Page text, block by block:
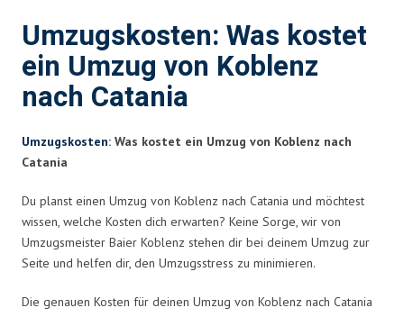
Umzugskosten: Was kostet
ein Umzug von Koblenz
nach Catania
Umzugskosten: Was kostet ein Umzug von Koblenz nach
Catania
Du planst einen Umzug von Koblenz nach Catania und möchtest
wissen, welche Kosten dich erwarten? Keine Sorge, wir von
Umzugsmeister Baier Koblenz stehen dir bei deinem Umzug zur
Seite und helfen dir, den Umzugsstress zu minimieren.
Die genauen Kosten für deinen Umzug von Koblenz nach Catania